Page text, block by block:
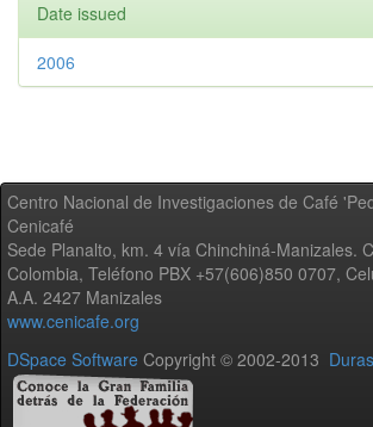
Date issued
2006
Centro Nacional de Investigaciones de Café
Cenicafé
Sede Planalto, km. 4 vía Chinchiná-Manizales.
Colombia, Teléfono PBX +57(606)850 0707,
A.A. 2427 Manizales
www.cenicafe.org
DSpace Software Copyright © 2002-2013